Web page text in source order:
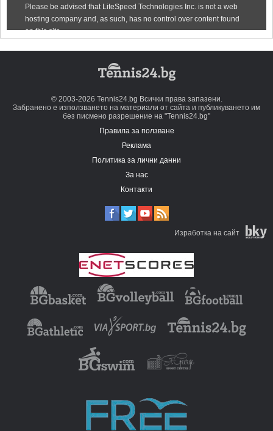
© 2003-2026 Tennis24.bg Всички права запазени.
Забранено е използването на материали от сайта и публикуването им
без писмено разрешение на "Tennis24.bg"
Правила за ползване
Реклама
Политика за лични данни
За нас
Контакти
Изработка на сайт